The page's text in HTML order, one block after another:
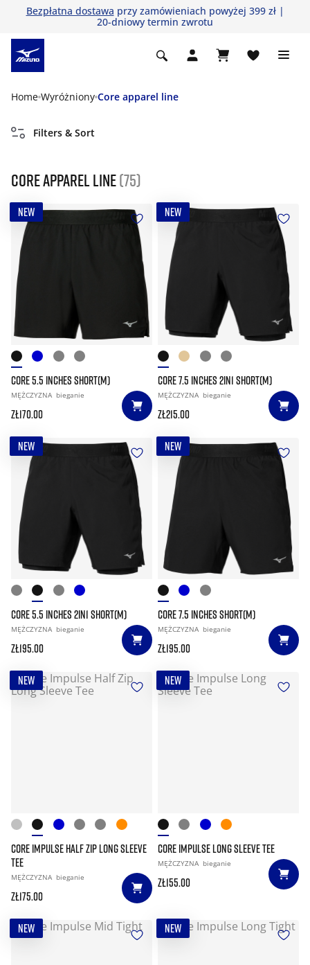
Bezpłatna dostawa przy zamówieniach powyżej 399 zł |
20-dniowy termin zwrotu
Home Wyróżniony Core apparel line
Filters & Sort
Core apparel line(75)
NEW
CORE 5.5 INCHES SHORT(M)
MĘŻCZYZNA bieganie
zł170.00
NEW
CORE 7.5 INCHES 2IN1 SHORT(M)
MĘŻCZYZNA bieganie
zł215.00
NEW
CORE 5.5 INCHES 2IN1 SHORT(M)
MĘŻCZYZNA bieganie
zł195.00
NEW
CORE 7.5 INCHES SHORT(M)
MĘŻCZYZNA bieganie
zł195.00
NEW
CORE IMPULSE HALF ZIP LONG SLEEVE
TEE
MĘŻCZYZNA bieganie
zł175.00
NEW
CORE IMPULSE LONG SLEEVE TEE
MĘŻCZYZNA bieganie
zł155.00
NEW NEW